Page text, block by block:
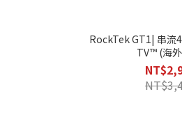
RockTek GT1| 串流
TV™ (海